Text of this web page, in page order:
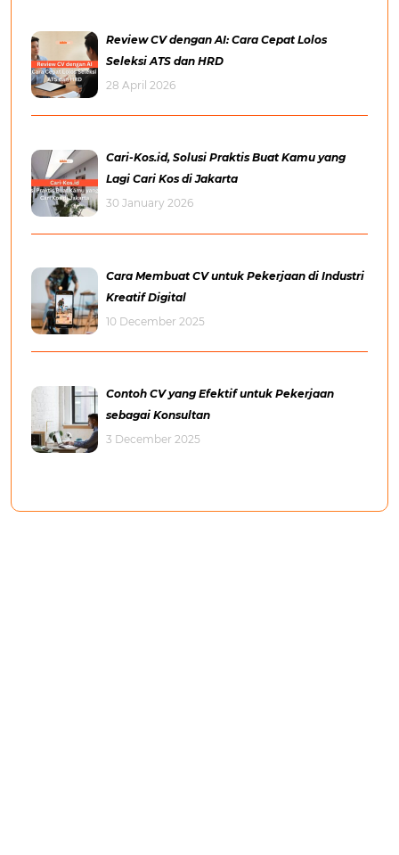
Review CV dengan AI: Cara Cepat Lolos
Seleksi ATS dan HRD
28 April 2026
Cari-Kos.id, Solusi Praktis Buat Kamu yang
Lagi Cari Kos di Jakarta
30 January 2026
Cara Membuat CV untuk Pekerjaan di Industri
Kreatif Digital
10 December 2025
Contoh CV yang Efektif untuk Pekerjaan
sebagai Konsultan
3 December 2025